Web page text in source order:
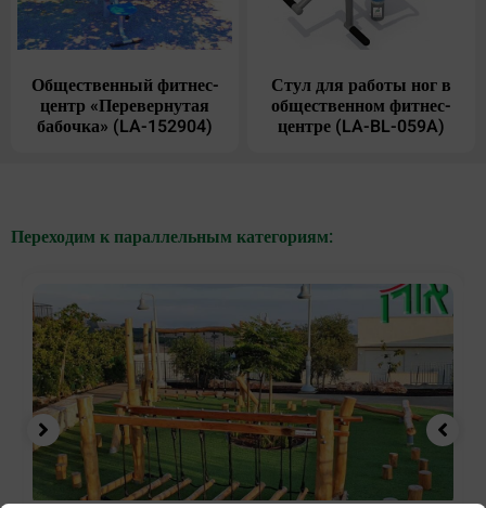
Общественный фитнес-
центр «Перевернутая
бабочка» (LA-152904)
Стул для работы ног в
общественном фитнес-
центре (LA-BL-059A)
Переходим к параллельным категориям: